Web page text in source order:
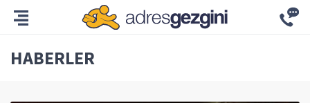
HABERLER